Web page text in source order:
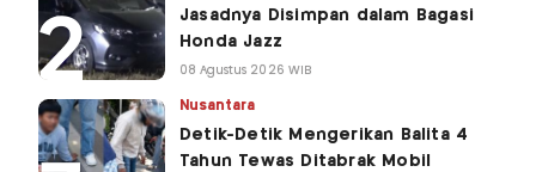
Jasadnya Disimpan dalam Bagasi
Honda Jazz
08 Agustus 2026 WIB
Nusantara
Detik-Detik Mengerikan Balita 4
Tahun Tewas Ditabrak Mobil